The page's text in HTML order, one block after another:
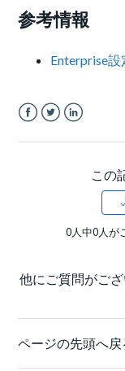
参考情報
Enterprise
この
0人中0人が
他にご質問がござ
ページの先頭へ戻